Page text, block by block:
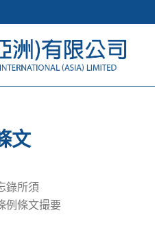
文
錄所須
例條文撮要